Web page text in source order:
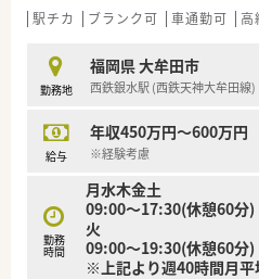
駅チカ ブランク可 車通勤可 高
勤務地
福岡県 大牟田市
西鉄銀水駅 (西鉄天神大牟田線)
給与
年収450万円～600万円
※経験考慮
勤務
時間
月水木金土
09:00～17:30(休憩60分)
火
09:00～19:30(休憩60分)
※上記より週40時間月平